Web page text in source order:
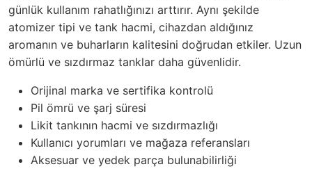
günlük kullanım rahatlığınızı arttırır. Aynı şekilde
atomizer tipi ve tank hacmi, cihazdan aldığınız
aromanın ve buharların kalitesini doğrudan etkiler. Uzun
ömürlü ve sızdırmaz tanklar daha güvenlidir.
Orijinal marka ve sertifika kontrolü
Pil ömrü ve şarj süresi
Likit tankının hacmi ve sızdırmazlığı
Kullanıcı yorumları ve mağaza referansları
Aksesuar ve yedek parça bulunabilirliği